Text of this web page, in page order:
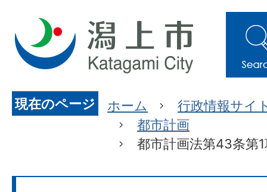
現在のページ ホーム
行政情報サイ
都市計画
都市計画法第43条第